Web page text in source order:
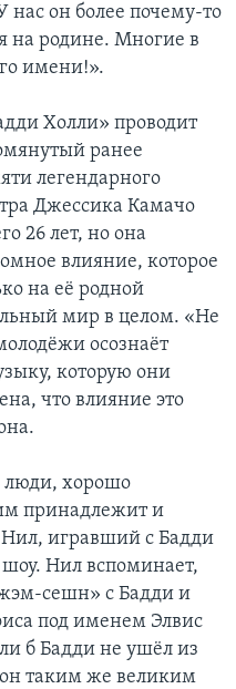
нас он более почему-то
на родине. Многие в
имени!».
Холли» проводит
ранее
легендарного
Джессика Камачо
26 лет, но она
влияние, которое
на её родной
мир в целом. «Не
осознаёт
которую они
что влияние это
люди, хорошо
принадлежит и
игравший с Бадди
Нил вспоминает,
сешн» с Бадди и
под именем Элвис
б Бадди не ушёл из
таким же великим